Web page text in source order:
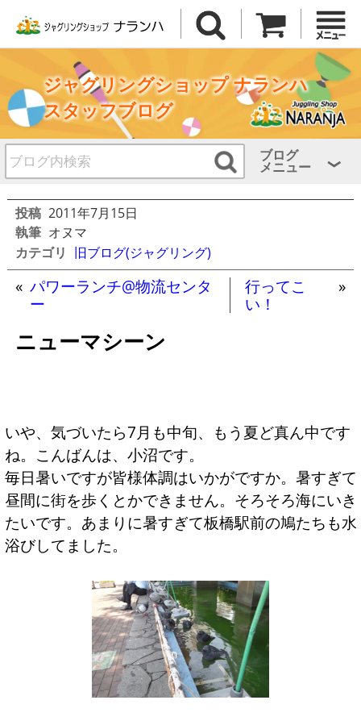
ジャグリングショップ ナランハ
スタッフブログ
ブログ
メニュー
投稿 2011年7月15日
執筆 オヌマ
カテゴリ 旧ブログ(ジャグリング)
« パワーランチ@物流センタ
ー
行ってこ
い！
»
ニューマシーン
いや、気づいたら7月も中旬、もう夏ど真ん中です
ね。こんばんは、小沼です。
毎日暑いですが皆様体調はいかがですか。暑すぎて
昼間に街を歩くとかできません。そろそろ海にいき
たいです。あまりに暑すぎて板橋駅前の鳩たちも水
浴びしてました。